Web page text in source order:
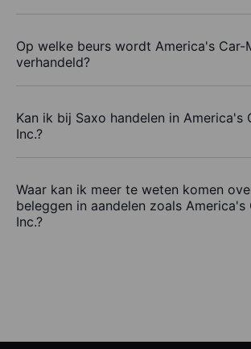
Op welke beurs wordt America's Car-
verhandeld?
Kan ik bij Saxo handelen in America's
Inc.?
Waar kan ik meer te weten komen
beleggen in aandelen zoals America's
Inc.?